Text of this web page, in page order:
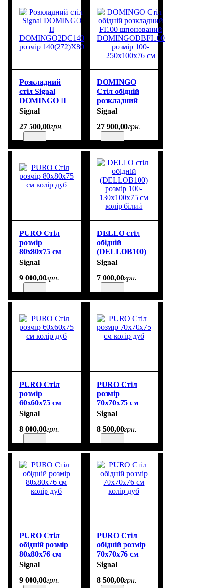
Розкладний
стіл Signal
DOMINGO II
DOMINGO2DC140
140(272)X80
Signal
27 500,00грн.
DOMINGO
Стіл обідній
розкладний
FI100
DOMINGODBFI100
250х100х76 см
Signal
27 900,00грн.
PURO Стіл
розмір
80х80х75 см
колір дуб
Signal
9 000,00грн.
DELLO стіл
обідній
(DELLOB100)
розмір 100-
колір білий
Signal
7 000,00грн.
PURO Стіл
розмір
60х60х75 см
колір дуб
Signal
8 000,00грн.
PURO Стіл
розмір
70х70х75 см
колір дуб
Signal
8 500,00грн.
PURO Стіл
обідній розмір
80х80х76 см
колір дуб
Signal
9 000,00грн.
PURO Стіл
обідній розмір
70х70х76 см
колір дуб
Signal
8 500,00грн.